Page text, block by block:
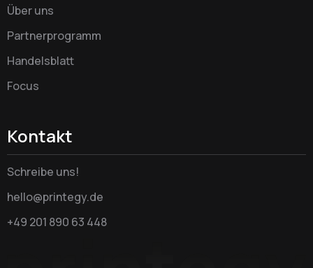
Über uns
Partnerprogramm
Handelsblatt
Focus
Kontakt
Schreibe uns!
hello@printegy.de
+49 201 890 63 448